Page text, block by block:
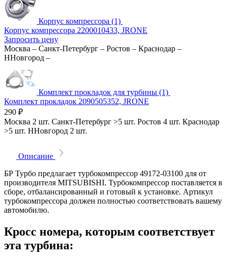
Корпус компрессора (1)
Корпус компрессора 2200010433, JRONE
Запросить цену
Москва – Санкт-Петербург – Ростов – Краснодар –
ННовгород –
Комплект прокладок для турбины (1)
Комплект прокладок 2090505352, JRONE
290 ₽
Москва 2 шт. Санкт-Петербург >5 шт. Ростов 4 шт. Краснодар
>5 шт. ННовгород 2 шт.
Описание
БР Турбо предлагает турбокомпрессор 49172-03100 для от
производителя MITSUBISHI. Турбокомпрессор поставляется в
сборе, отбалансированный и готовый к установке. Артикул
турбокомпрессора должен полностью соответствовать вашему
автомобилю.
Кросс номера, которым соответствует
эта турбина: